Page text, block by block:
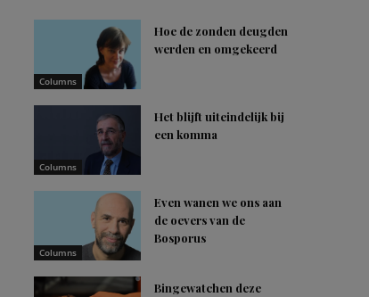
Columns
Hoe de zonden deugden
werden en omgekeerd
Columns
Het blijft uiteindelijk bij
een komma
Columns
Even wanen we ons aan
de oevers van de
Bosporus
Bingewatchen deze